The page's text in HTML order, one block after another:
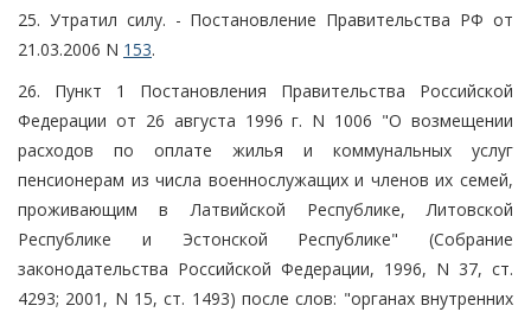
25. Утратил силу. - Постановление Правительства РФ от
21.03.2006 N 153.
26. Пункт 1 Постановления Правительства Российской
Федерации от 26 августа 1996 г. N 1006 "О возмещении
расходов по оплате жилья и коммунальных услуг
пенсионерам из числа военнослужащих и членов их семей,
проживающим в Латвийской Республике, Литовской
Республике и Эстонской Республике" (Собрание
законодательства Российской Федерации, 1996, N 37, ст.
4293; 2001, N 15, ст. 1493) после слов: "органах внутренних